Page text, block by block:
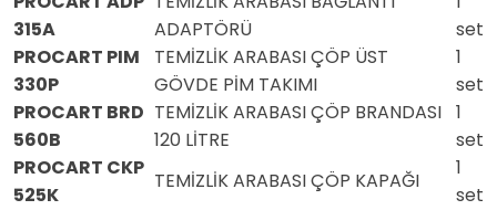
315A
ADAPTÖRÜ
set
PROCART PIM
330P
TEMİZLİK ARABASI ÇÖP ÜST
GÖVDE PİM TAKIMI
1
set
PROCART BRD
560B
TEMİZLİK ARABASI ÇÖP BRANDASI
120 LİTRE
1
set
PROCART CKP
525K
TEMİZLİK ARABASI ÇÖP KAPAĞI
1
set